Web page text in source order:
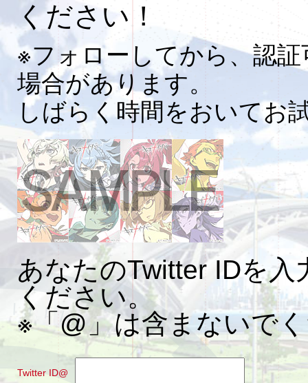
ください！
※フォローしてから、認
場合があります。
しばらく時間をおいてお
あなたのTwitter IDを
ください。
※「@」は含まないで
Twitter ID@